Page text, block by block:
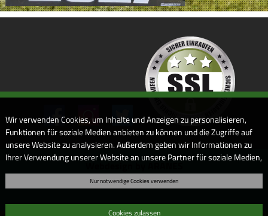
Webdesign by ARANES
Wir verwenden Cookies, um Inhalte und Anzeigen zu personalisieren,
Funktionen für soziale Medien anbieten zu können und die Zugriffe auf
unsere Website zu analysieren. Außerdem geben wir Informationen zu
Ihrer Verwendung unserer Website an unsere Partner für soziale Medien,
Informationen möglicherweise mit weiteren Daten zusammen, die Sie
Dienste gesammelt haben. Sofern Sie uns Ihre Einwilligung geben,
Nur notwendige Cookies verwenden
Cookies zulassen